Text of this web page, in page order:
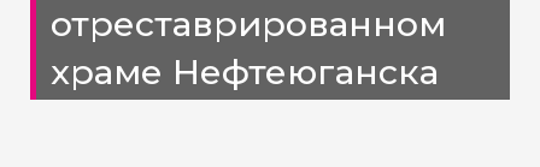
отреставрированном
храме Нефтеюганска